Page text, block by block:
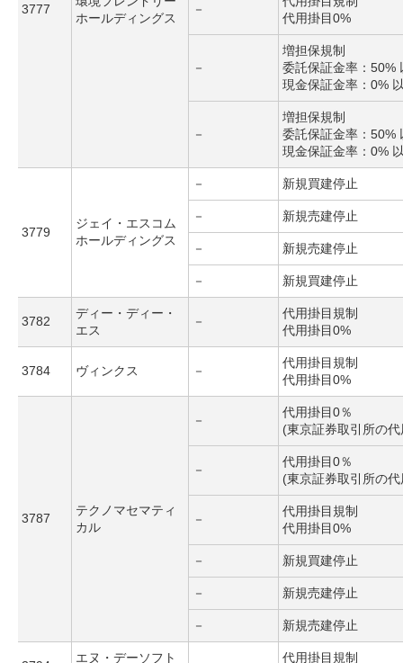
3777
ホールディングス
－
代用掛目0%
－
増担保規制
委託保証金率：50%
現金保証金率：0%
－
増担保規制
委託保証金率：50%
現金保証金率：0%
3779
ジェイ・エスコム
ホールディングス
－ 新規買建停止
－ 新規売建停止
－ 新規売建停止
－ 新規買建停止
3782
ディー・ディー・
エス
－
代用掛目規制
代用掛目0%
3784 ヴィンクス －
代用掛目規制
代用掛目0%
3787
テクノマセマティ
カル
－
代用掛目0％
(東京証券取引所の
－
代用掛目0％
(東京証券取引所の
－
代用掛目規制
代用掛目0%
－ 新規買建停止
－ 新規売建停止
－ 新規売建停止
エヌ・デーソフト 代用掛目規制